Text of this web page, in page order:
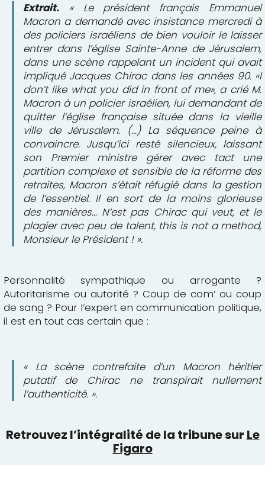
Extrait.« Le président français Emmanuel
Macron a demandé avec insistance mercredi à
des policiers israéliens de bien vouloir le laisser
entrer dans l’église Sainte-Anne de Jérusalem,
dans une scène rappelant un incident qui avait
impliqué Jacques Chirac dans les années 90. «I
don’t like what you did in front of me», a crié M.
Macron à un policier israélien, lui demandant de
quitter l’église française située dans la vieille
ville de Jérusalem. (…) La séquence peine à
convaincre. Jusqu’ici resté silencieux, laissant
son Premier ministre gérer avec tact une
partition complexe et sensible de la réforme des
retraites, Macron s’était réfugié dans la gestion
de l’essentiel. Il en sort de la moins glorieuse
des manières… N’est pas Chirac qui veut, et le
plagier avec peu de talent, this is not a method,
Monsieur le Président ! ».
Personnalité sympathique ou arrogante ?
Autoritarisme ou autorité ? Coup de com’ ou coup
de sang ? Pour l’expert en communication politique,
il est en tout cas certain que :
« La scène contrefaite d’un Macron héritier
putatif de Chirac ne transpirait nullement
l’authenticité. ».
Retrouvez l’intégralité de la tribune sur Le
Figaro